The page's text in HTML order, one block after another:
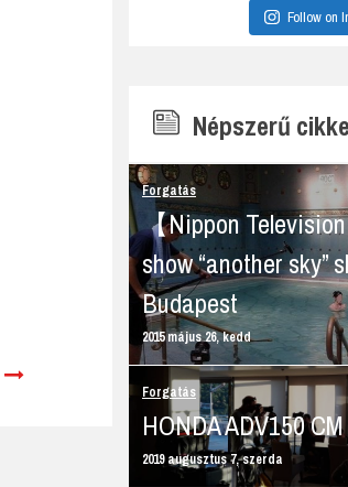
Follow on
B Népszerű
Forgatás
【Nippon
show “another sky”
Budapest
2015 május 26, kedd
Forgatás
HONDA ADV150
2019 augusztus 7, szerda